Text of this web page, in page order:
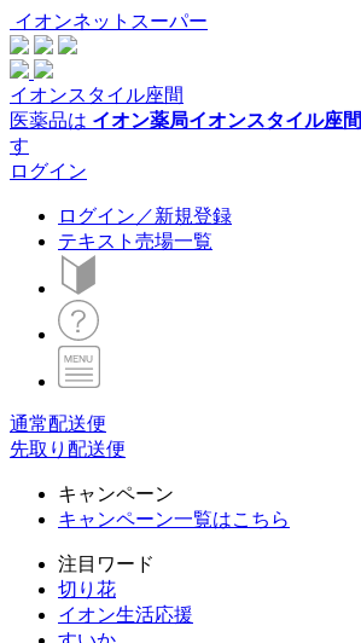
イオンネットスーパー
イオンスタイル座間
医薬品は イオン薬局イオンスタイル座間
す
ログイン
ログイン／新規登録
テキスト売場一覧
通常配送便
先取り配送便
キャンペーン
キャンペーン一覧はこちら
注目ワード
切り花
イオン生活応援